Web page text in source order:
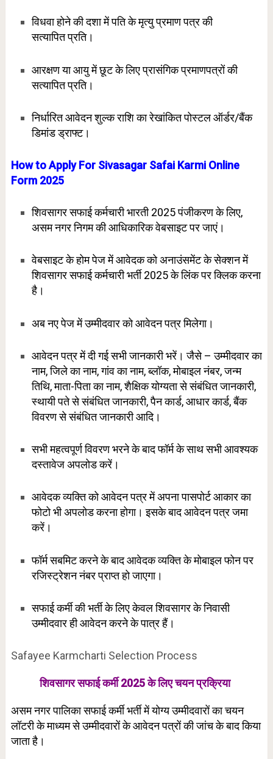
विधवा होने की दशा में पति के मृत्यु प्रमाण पत्र की
सत्यापितप्रति।
आरक्षण या आयु में छूट के लिए प्रासंगिक प्रमाणपत्रों की
सत्यापित प्रति।
निर्धारित आवेदन शुल्क राशि का रेखांकित पोस्टल ऑर्डर/बैंक
डिमांड ड्राफ्ट।
How to Apply For Sivasagar Safai Karmi Online
Form 2025
शिवसागर सफाई कर्मचारी भारती 2025 पंजीकरण के लिए,
असम नगर निगम की आधिकारिक वेबसाइट पर जाएं।
वेबसाइट के होम पेज में आवेदक को अनाउंसमेंट के सेक्शन में
शिवसागर सफाई कर्मचारी भर्ती 2025 के लिंक पर क्लिक करना
है।
अब नए पेज में उम्मीदवार को आवेदन पत्र मिलेगा।
आवेदन पत्र में दी गई सभी जानकारी भरें। जैसे – उम्मीदवार का
नाम, जिले का नाम, गांव का नाम, ब्लॉक, मोबाइल नंबर, जन्म
तिथि, माता-पिता का नाम, शैक्षिक योग्यता से संबंधित जानकारी,
स्थायी पते से संबंधित जानकारी, पैन कार्ड, आधार कार्ड, बैंक
विवरण से संबंधित जानकारी आदि।
सभी महत्वपूर्ण विवरण भरने के बाद फॉर्म के साथ सभी आवश्यक
दस्तावेज अपलोड करें।
आवेदक व्यक्ति को आवेदन पत्र में अपना पासपोर्ट आकार का
फोटो भी अपलोड करना होगा। इसके बाद आवेदन पत्र जमा
करें।
फॉर्म सबमिट करने के बाद आवेदक व्यक्ति के मोबाइल फोन पर
रजिस्ट्रेशन नंबर प्राप्त हो जाएगा।
सफाई कर्मी की भर्ती के लिए केवल शिवसागर के निवासी
उम्मीदवार ही आवेदन करने के पात्र हैं।
Safayee Karmcharti Selection Process
शिवसागर सफाई कर्मी 2025 के लिए चयन प्रक्रिया
असम नगर पालिका सफाई कर्मी भर्ती में योग्य उम्मीदवारों का चयन
लॉटरी के माध्यम से उम्मीदवारों के आवेदन पत्रों की जांच के बाद किया
जाता है।